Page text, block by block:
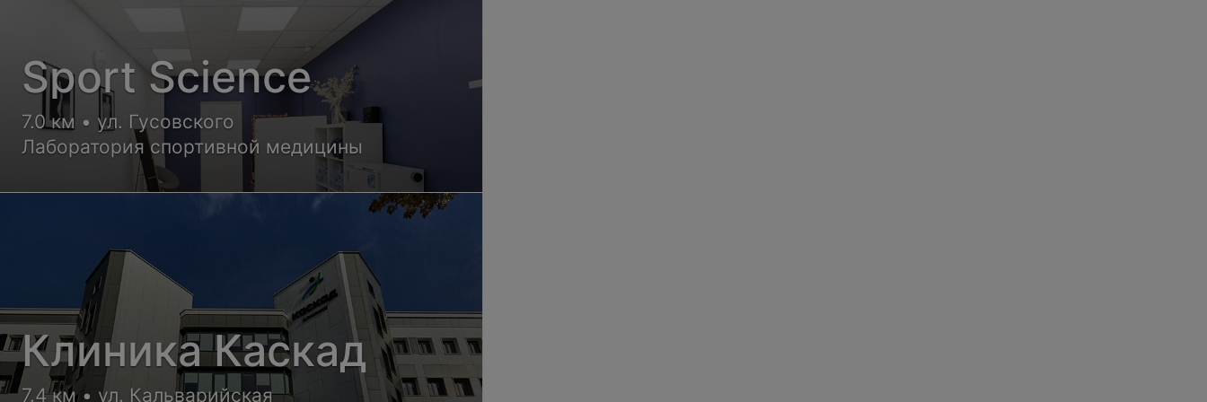
Sport Science
7.0 км • ул. Гусовского
Лаборатория спортивной медицины
Клиника Каскад
7.4 км • ул. Кальварийская